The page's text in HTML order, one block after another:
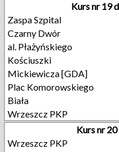
Kurs nr 19
Zaspa Szpital
Czarny Dwór
al. Płażyńskiego
Kościuszki
Mickiewicza [GDA]
Plac Komorowskiego
Biała
Wrzeszcz PKP
Kurs nr
Wrzeszcz PKP